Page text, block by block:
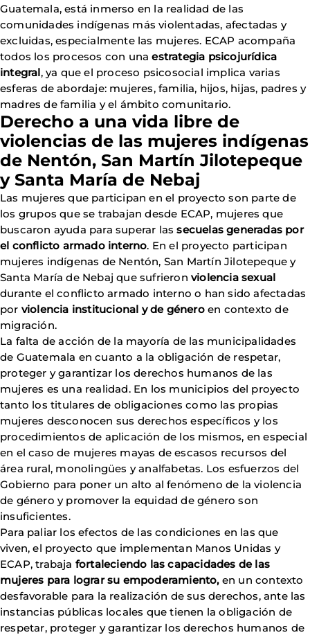
Guatemala, está inmerso en la realidad de las
comunidades indígenas más violentadas, afectadas y
excluidas, especialmente las mujeres. ECAP acompaña
todos los procesos con unaestrategia psicojurídica
integral, ya que el proceso psicosocial implica varias
esferas de abordaje: mujeres, familia, hijos, hijas, padres y
madres de familia y el ámbito comunitario.
Derecho a una vida libre de
violencias de las mujeres indígenas
de Nentón, San Martín Jilotepeque
y Santa María de Nebaj
Las mujeres que participan en el proyecto son parte de
los grupos que se trabajan desde ECAP, mujeres que
buscaron ayuda para superar lassecuelas generadas por
el conflicto armado interno. En el proyecto participan
mujeres indígenas de Nentón, San Martín Jilotepeque y
Santa María de Nebaj que sufrieron violencia sexual
durante el conflicto armado interno o han sido afectadas
por violencia institucional y de géneroen contexto de
migración.
La falta de acción de la mayoría de las municipalidades
de Guatemala en cuanto a la obligación de respetar,
proteger y garantizar los derechos humanos de las
mujeres es una realidad. En los municipios del proyecto
tanto los titulares de obligaciones como las propias
mujeres desconocen sus derechos específicos y los
procedimientos de aplicación de los mismos, en especial
en el caso de mujeres mayas de escasos recursos del
área rural, monolingües y analfabetas. Los esfuerzos del
Gobierno para poner un alto al fenómeno de la violencia
de género y promover la equidad de género son
insuficientes.
Para paliar los efectos de las condiciones en las que
viven, el proyecto que implementan Manos Unidas y
ECAP, trabaja fortaleciendo las capacidades de las
mujeres para lograr su empoderamiento,en un contexto
desfavorable para la realización de sus derechos, ante las
instancias públicas locales que tienen la obligación de
respetar, proteger y garantizar los derechos humanos de